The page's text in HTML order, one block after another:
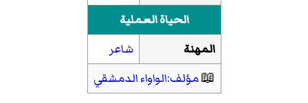
الحياة العملية
المهنة
شاعر
📖مؤلف:الواواء الدمشقي